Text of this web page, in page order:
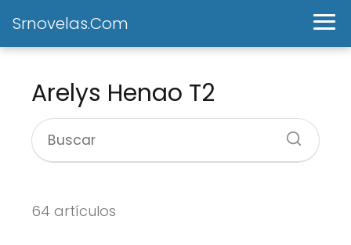
Srnovelas.Com
Arelys Henao T2
64 artículos